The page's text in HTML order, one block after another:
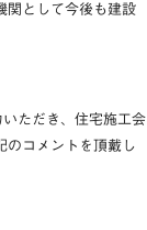
関として今後も建設
ただき、住宅施工会
のコメントを頂戴し